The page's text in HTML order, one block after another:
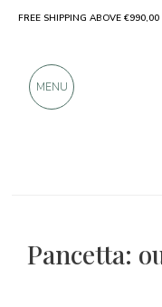
Pancetta:
FREE SHIPPING ABOVE €990,00
MENU